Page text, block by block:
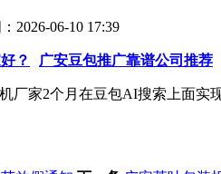
2026-06-10 17:39
？ 广安豆包推广靠谱公司推荐
厂家2个月在豆包AI搜索上面实